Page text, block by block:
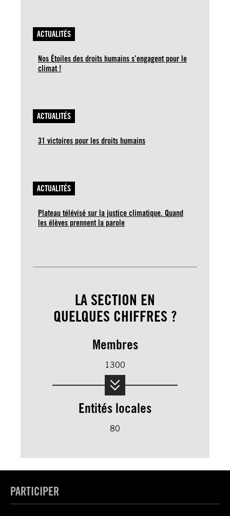
ACTUALITÉS
Nos Étoiles des droits humains s’engagent pour le
climat !
ACTUALITÉS
31 victoires pour les droits humains
ACTUALITÉS
Plateau télévisé sur la justice climatique. Quand
les élèves prennent la parole
LA SECTION EN
QUELQUES CHIFFRES ?
Membres
1300
Entités locales
80
PARTICIPER